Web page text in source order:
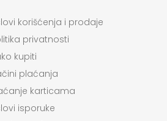
korišćenja i prodaje
privatnosti
kupiti
plaćanja
karticama
isporuke